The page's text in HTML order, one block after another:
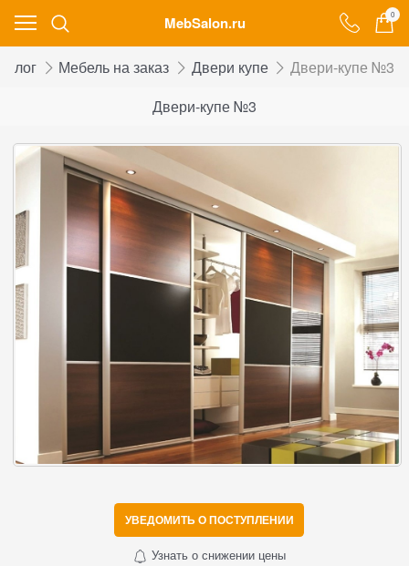
MebSalon.ru 0
Мебель на заказ Двери купе
Двери-купе №3
Двери-купе №3
УВЕДОМИТЬ О ПОСТУПЛЕНИИ
Узнать о снижении цены